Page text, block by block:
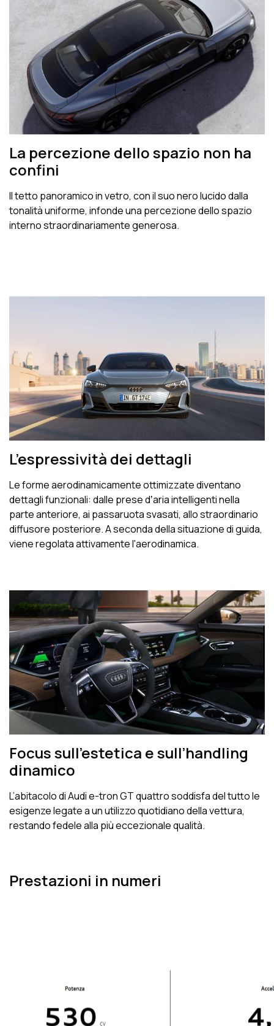
La percezione dello spazio non ha
confini
Il tetto panoramico in vetro, con il suo nero lucido dalla
tonalità uniforme, infonde una percezione dello spazio
interno straordinariamente generosa.
L’espressività dei dettagli
Le forme aerodinamicamente ottimizzate diventano
dettagli funzionali: dalle prese dʼaria intelligenti nella
parte anteriore, ai passaruota svasati, allo straordinario
diffusore posteriore. A seconda della situazione di guida,
viene regolata attivamente l'aerodinamica.
Focus sull’estetica e sull’handling
dinamico
L’abitacolo di Audi e-tron GT quattrosoddisfa del tutto le
esigenze legate a un utilizzo quotidiano della vettura,
restando fedele alla più eccezionale qualità.
Prestazioni in numeri